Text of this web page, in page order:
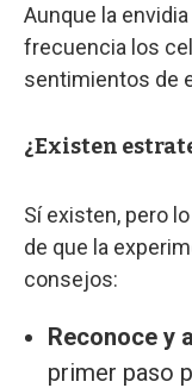
Aunque la
frecuencia los
sentimientos de
¿Existen
Sí existen, pero
de que la
consejos:
Reconoce y
primer paso